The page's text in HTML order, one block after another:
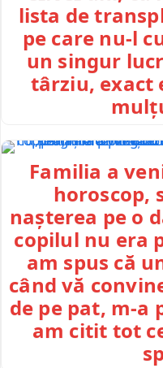
lista de
pe care nu-l
un singur
târziu, exact
Familia a
horoscop,
nașterea pe o
copilul nu era
am spus că
când vă
de pe pat, m-a
am citit tot